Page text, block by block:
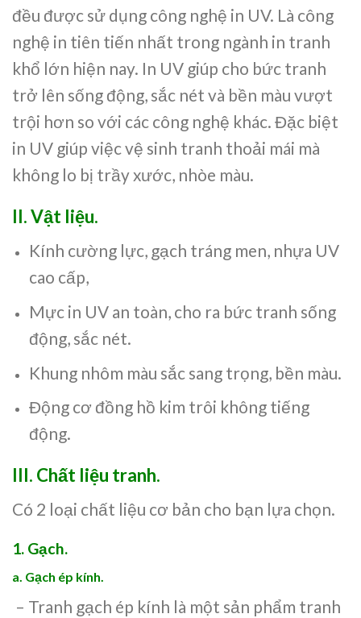
đều được sử dụng công nghệ in UV. Là công
nghệ in tiên tiến nhất trong ngành in tranh
khổ lớn hiện nay. In UV giúp cho bức tranh
trở lên sống động, sắc nét và bền màu vượt
trội hơn so với các công nghệ khác. Đặc biệt
in UV giúp việc vệ sinh tranh thoải mái mà
không lo bị trầy xước, nhòe màu.
II. Vật liệu.
Kính cường lực, gạch tráng men, nhựa UV
cao cấp,
Mực in UV an toàn, cho ra bức tranh sống
động, sắc nét.
Khung nhôm màu sắc sang trọng, bền màu.
Động cơ đồng hồ kim trôi không tiếng
động.
III. Chất liệu tranh.
Có 2 loại chất liệu cơ bản cho bạn lựa chọn.
1. Gạch.
a. Gạch ép kính.
– Tranh gạch ép kính là một sản phẩm tranh